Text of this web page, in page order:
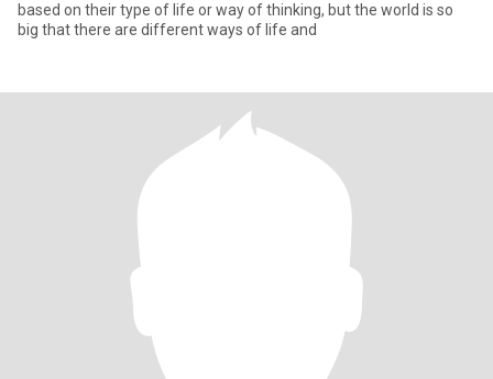
based on their type of life or way of thinking, but the world is so
big that there are different ways of life and